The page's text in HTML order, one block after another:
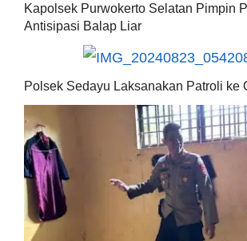
Kapolsek Purwokerto Selatan Pimpin
Antisipasi Balap Liar
Polsek Sedayu Laksanakan Patroli ke